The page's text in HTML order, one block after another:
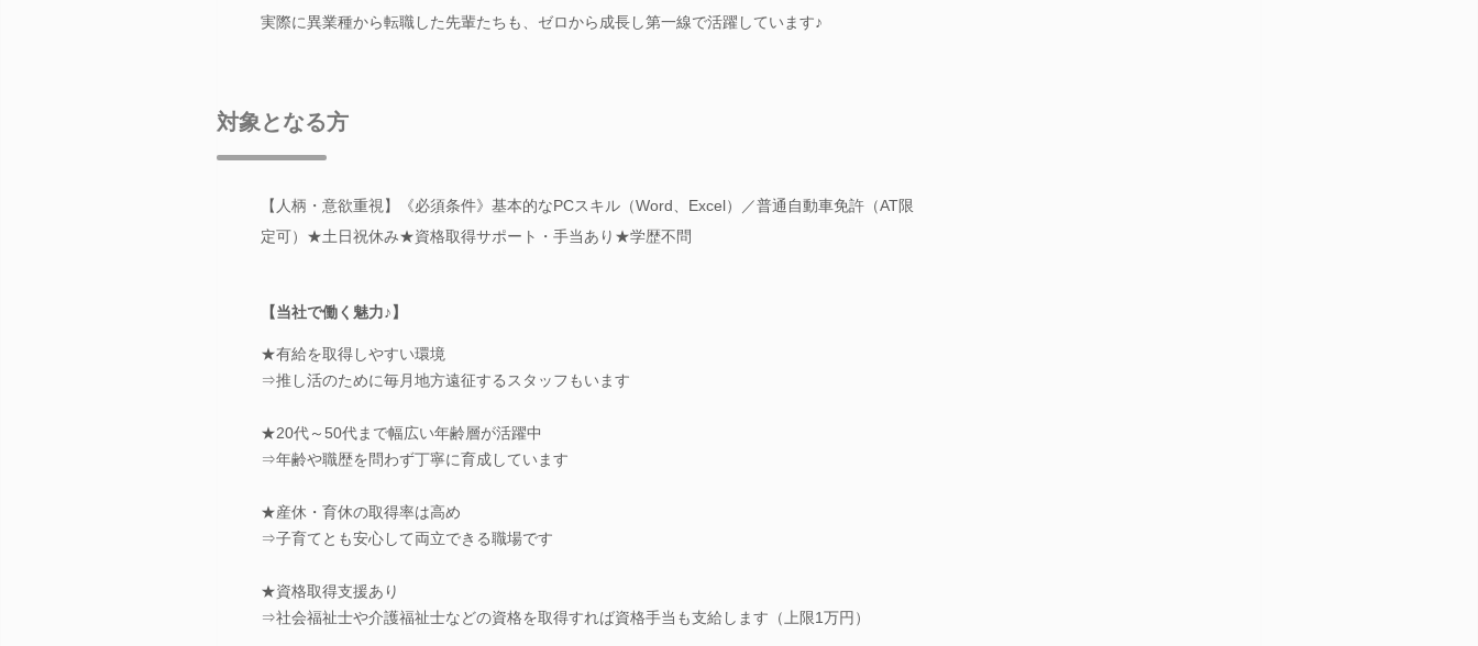
実際に異業種から転職した先輩たちも、ゼロから成長し第一線で活躍しています♪
対象となる方
【人柄・意欲重視】《必須条件》基本的なPCスキル（Word、Excel）／普通自動車免許（AT限
定可）★土日祝休み★資格取得サポート・手当あり★学歴不問
【当社で働く魅力♪】
★有給を取得しやすい環境
⇒推し活のために毎月地方遠征するスタッフもいます
★20代～50代まで幅広い年齢層が活躍中
⇒年齢や職歴を問わず丁寧に育成しています
★産休・育休の取得率は高め
⇒子育てとも安心して両立できる職場です
★資格取得支援あり
⇒社会福祉士や介護福祉士などの資格を取得すれば資格手当も支給します（上限1万円）